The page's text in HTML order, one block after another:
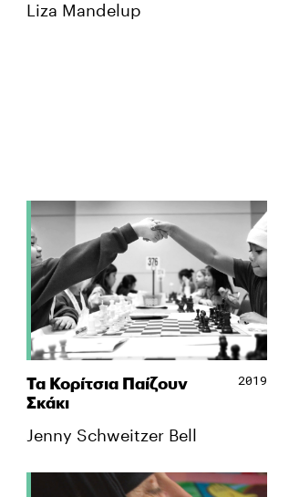
Liza Mandelup
Τα Κορίτσια Παίζουν
Σκάκι
2019
Jenny Schweitzer Bell